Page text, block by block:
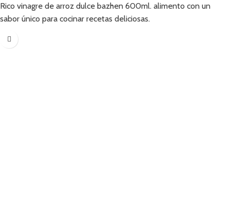
Rico vinagre de arroz dulce bazhen 600ml. alimento con un
sabor único para cocinar recetas deliciosas.